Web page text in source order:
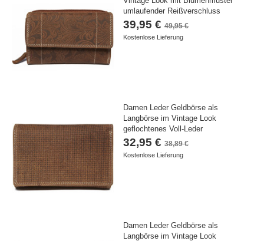
umlaufender Reißverschluss
39,95 €49,95 €
Kostenlose Lieferung
Damen Leder Geldbörse als
Langbörse im Vintage Look
geflochtenes Voll-Leder
32,95 €38,89 €
Kostenlose Lieferung
Damen Leder Geldbörse als
Langbörse im Vintage Look